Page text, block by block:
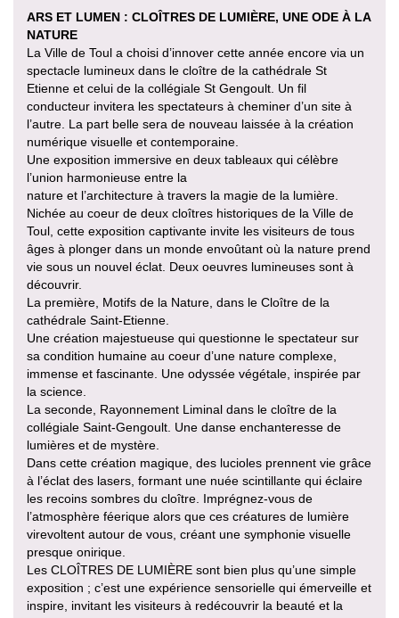
ARS ET LUMEN : CLOÎTRES DE LUMIÈRE, UNE ODE À LA
NATURE
La Ville de Toul a choisi d’innover cette année encore via un
spectacle lumineux dans le cloître de la cathédrale St
Etienne et celui de la collégiale St Gengoult. Un fil
conducteur invitera les spectateurs à cheminer d’un site à
l’autre. La part belle sera de nouveau laissée à la création
numérique visuelle et contemporaine.
Une exposition immersive en deux tableaux qui célèbre
l’union harmonieuse entre la
nature et l’architecture à travers la magie de la lumière.
Nichée au coeur de deux cloîtres historiques de la Ville de
Toul, cette exposition captivante invite les visiteurs de tous
âges à plonger dans un monde envoûtant où la nature prend
vie sous un nouvel éclat. Deux oeuvres lumineuses sont à
découvrir.
La première, Motifs de la Nature, dans le Cloître de la
cathédrale Saint-Etienne.
Une création majestueuse qui questionne le spectateur sur
sa condition humaine au coeur d’une nature complexe,
immense et fascinante. Une odyssée végétale, inspirée par
la science.
La seconde, Rayonnement Liminal dans le cloître de la
collégiale Saint-Gengoult. Une danse enchanteresse de
lumières et de mystère.
Dans cette création magique, des lucioles prennent vie grâce
à l’éclat des lasers, formant une nuée scintillante qui éclaire
les recoins sombres du cloître. Imprégnez-vous de
l’atmosphère féerique alors que ces créatures de lumière
virevoltent autour de vous, créant une symphonie visuelle
presque onirique.
Les CLOÎTRES DE LUMIÈRE sont bien plus qu’une simple
exposition ; c’est une expérience sensorielle qui émerveille et
inspire, invitant les visiteurs à redécouvrir la beauté et la